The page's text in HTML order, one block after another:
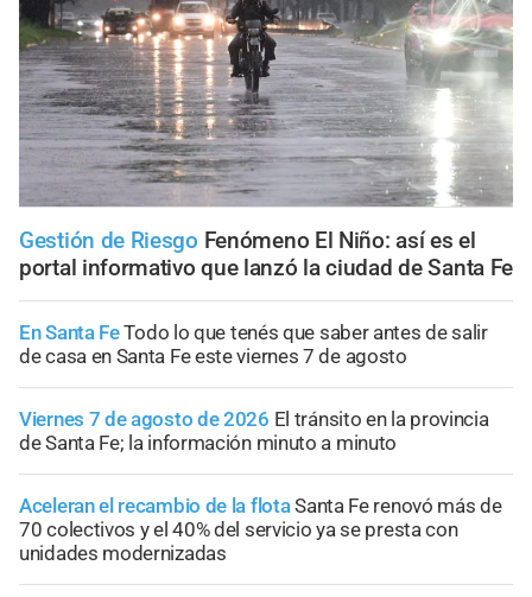
Gestión de Riesgo Fenómeno El Niño: así es el
portal informativo que lanzó la ciudad de Santa Fe
En Santa FeTodo lo que tenés que saber antes de salir
de casa en Santa Fe este viernes 7 de agosto
Viernes 7 de agosto de 2026 El tránsito en la provincia
de Santa Fe; la información minuto a minuto
Aceleran el recambio de la flotaSanta Fe renovó más de
70 colectivos y el 40% del servicio ya se presta con
unidades modernizadas